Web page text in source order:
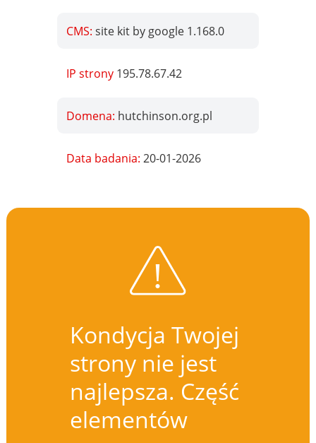
CMS:site kit by google 1.168.0
IP strony 195.78.67.42
Domena: hutchinson.org.pl
Data badania:20-01-2026
Kondycja Twojej
strony nie jest
najlepsza. Część
elementów